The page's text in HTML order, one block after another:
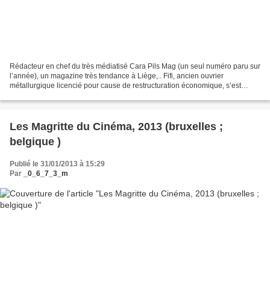
Rédacteur en chef du très médiatisé Cara Pils Mag (un seul numéro paru sur
l’année), un magazine très tendance à Liège,.. Fifi, ancien ouvrier
métallurgique licencié pour cause de restructuration économique, s’est
Les Magritte du Cinéma, 2013 (bruxelles ;
belgique )
Publié le 31/01/2013 à 15:29
Par
_0_6_7_3_m